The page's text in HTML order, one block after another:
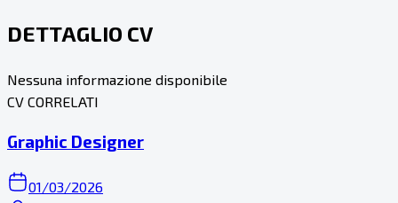
DETTAGLIO CV
Nessuna informazione disponibile
CV CORRELATI
Graphic Designer
01/03/2026